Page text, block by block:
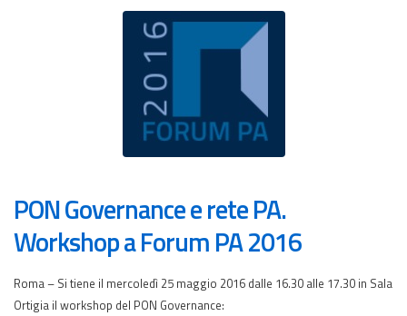
PON Governance e rete PA.
Workshop a Forum PA 2016
Roma – Si tiene il mercoledì 25 maggio 2016 dalle 16.30 alle 17.30 in Sala
Ortigia il workshop del PON Governance: